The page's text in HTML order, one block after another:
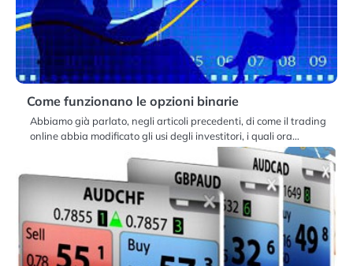
Come funzionano le opzioni binarie
Abbiamo già parlato, negli articoli precedenti, di come il trading
online abbia modificato gli usi degli investitori, i quali ora…